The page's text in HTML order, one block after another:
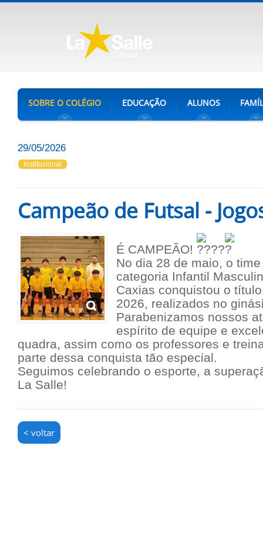
SOBRE O COLÉGIO EDUCAÇÃO ALUNOS
29/05/2026
Institucional
Campeão de Futsal -
É CAMPEÃO!
No dia 28 de maio, o
categoria Infantil
Caxias conquistou o
2026, realizados no
Parabenizamos nossos
espírito de equipe e
quadra, assim como os professores e
parte dessa conquista tão especial.
Seguimos celebrando o esporte, a
La Salle!
< voltar